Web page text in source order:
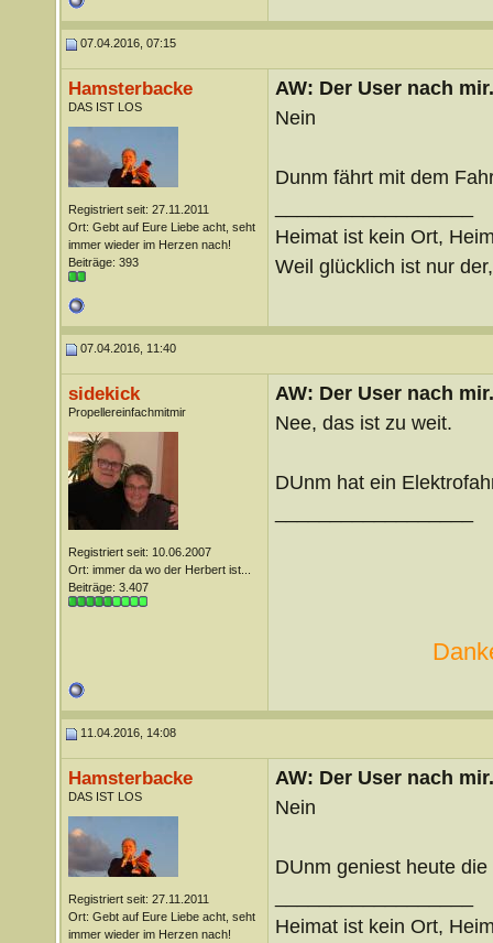
07.04.2016, 07:15
Hamsterbacke
DAS IST LOS
Registriert seit: 27.11.2011
Ort: Gebt auf Eure Liebe acht, seht
immer wieder im Herzen nach!
Beiträge: 393
AW: Der User nach
Nein
Dunm fährt mit dem
Heimat ist kein Ort,
Weil glücklich ist nur
07.04.2016, 11:40
sidekick
Propellereinfachmitmir
Registriert seit: 10.06.2007
Ort: immer da wo der Herbert ist...
Beiträge: 3.407
AW: Der User nach
Nee, das ist zu weit.
DUnm hat ein
11.04.2016, 14:08
Hamsterbacke
DAS IST LOS
Registriert seit: 27.11.2011
Ort: Gebt auf Eure Liebe acht, seht
immer wieder im Herzen nach!
AW: Der User nach
Nein
DUnm geniest heute
Heimat ist kein Ort,